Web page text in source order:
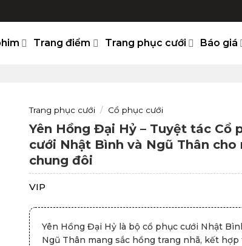
Trang điểm Trang phục cưới Báo giá
Trang phục cưới / Cổ phục cưới
Yên Hồng Đại Hỷ – Tuyệt tác Cổ
cưới Nhật Bình và Ngũ Thân cho
chung đôi
VIP
Yên Hồng Đại Hỷ là bộ cổ phục cưới Nhật
Ngũ Thân mang sắc hồng trang nhã, kết